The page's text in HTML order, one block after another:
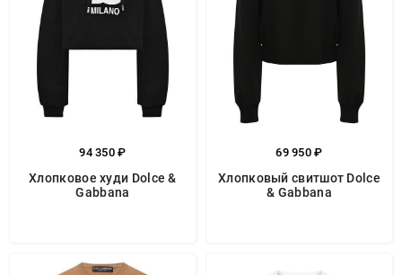
94 350 ₽
Хлопковое худи Dolce &
Gabbana
69 950 ₽
Хлопковый свитшот Dolce
& Gabbana